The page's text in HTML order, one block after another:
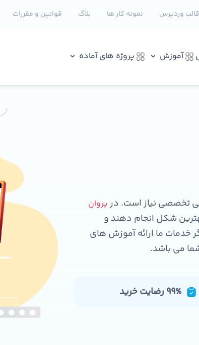
وردپرس نمونه کار ها بلاگ قوانین و مقررات
آموزش پروژه های آماده
تخصصی نیاز است. در پروان
شکل انجام دهند و
خدمات ما ارائه آموزش های
می باشد.
99% رضایت خرید